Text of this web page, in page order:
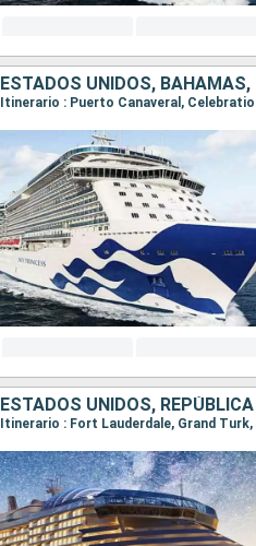
ESTADOS UNIDOS,
Itinerario : Puerto Canaveral,
ESTADOS UNIDOS,
Itinerario : Fort Lauderdale, Grand